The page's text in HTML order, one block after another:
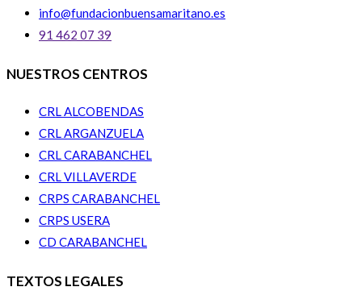
info@fundacionbuensamaritano.es
91 462 07 39
NUESTROS CENTROS
CRL ALCOBENDAS
CRL ARGANZUELA
CRL CARABANCHEL
CRL VILLAVERDE
CRPS CARABANCHEL
CRPS USERA
CD CARABANCHEL
TEXTOS LEGALES